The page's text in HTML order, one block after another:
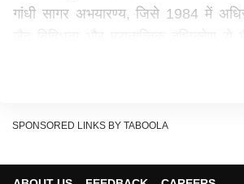
गांधी सागर अभयारण्य, जिसे 1984 में
हैं.
SPONSORED LINKS BY TABOOLA